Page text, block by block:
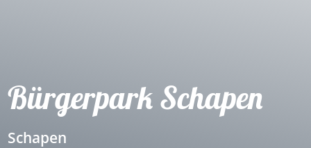
Bürgerpark Schapen
Schapen